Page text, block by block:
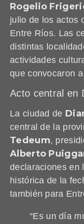
Rogelio
julio de los actos
Entre Ríos. Las
distintas
actividades
que convocaron
Acto central en
La ciudad de
central de la
Tedeum,
Alberto
declaraciones en
histórica de la
también para
“Es un día